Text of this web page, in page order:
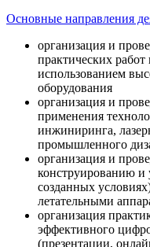
Основные направления
организация и
практических
использованием
оборудования
организация и
применения
инжиниринга,
промышленного
организация и
конструированию и
созданных
летательными
организация
эффективного
(презентации,